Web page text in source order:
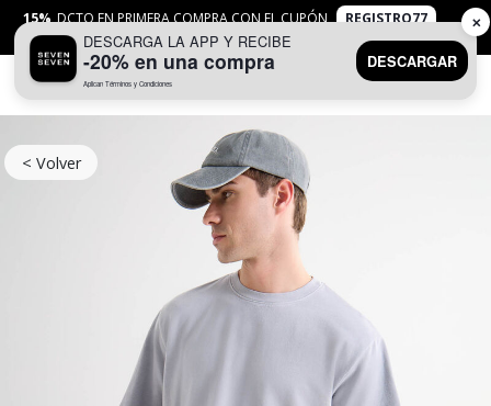
15% DCTO EN PRIMERA COMPRA CON EL CUPÓN
REGISTRO77
APLICANTYC
< Volver
DESCARGA LA APP Y RECIBE
-20% en una compra
Aplican Términos y Condiciones
DESCARGAR
✕